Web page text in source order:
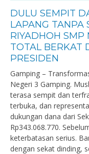
DULU SEMPIT
LAPANG TANPA
RIYADHOH SMP
TOTAL BERKAT
PRESIDEN
Gamping –
Negeri 3 Gamping.
terasa sempit dan
terbuka, dan
dukungan dana dari
Rp343.068.770.
keterbatasan serius.
dengan sekat dinding,